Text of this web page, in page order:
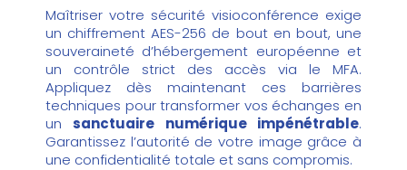
Maîtriser votre sécurité visioconférence exige
un chiffrement AES-256 de bout en bout, une
souveraineté d’hébergement européenne et
un contrôle strict des accès via le MFA.
Appliquez dès maintenant ces barrières
techniques pour transformer vos échanges en
unsanctuaire numérique impénétrable.
Garantissez l’autorité de votre image grâce à
une confidentialité totale et sans compromis.